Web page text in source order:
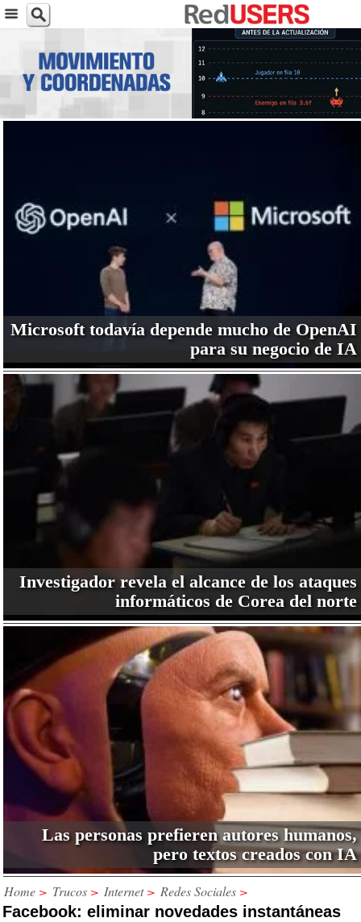
Microsoft todavía depende mucho de OpenAI
para su negocio de IA
Investigador revela el alcance de los ataques
informáticos de Corea del norte
Las personas prefieren autores humanos,
pero textos creados con IA
Home > Trucos > Internet > Redes Sociales >
Facebook: eliminar novedades instantáneas